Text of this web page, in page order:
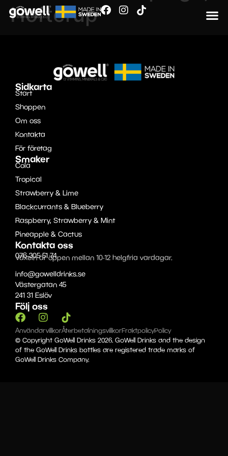
Hofterup
Sidkarta
Start
Shoppen
Om oss
Kontakta
För företag
Smaker
Cola
Tropical
Strawberry & Lime
Blackcurrants & Blueberry
Raspberry, Strawberry & Mint
Pineapple & Cactus
Kontakta oss
076-305 51 74
Växeln är öppen mellan 10-12 helgfria vardagar.
info@gowelldrinks.se
Västergatan 45
241 31 Eslöv
Följ oss
AnvändarvillkorÅterbetalningsvillkorFraktpolicyPolicy
© Copyright GoWell Drinks 2026. GoWell Drinks and the design
of the GoWell Drinks bottles are registered trade marks of
GoWell Drinks Company.